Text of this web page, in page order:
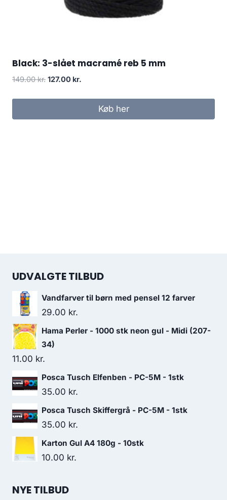
Black: 3-slået macramé reb 5 mm
149.00kr. 127.00 kr.
Køb her
UDVALGTE TILBUD
Vandfarver til børn med pensel 12 farver
29.00 kr.
Hama Perler - 1000 stk neon gul - Midi (207-
34)
11.00 kr.
Posca Tusch Elfenben - PC-5M - 1stk
35.00 kr.
Posca Tusch Skiffergrå - PC-5M - 1stk
35.00 kr.
Karton Gul A4 180g - 10stk
10.00 kr.
NYE TILBUD